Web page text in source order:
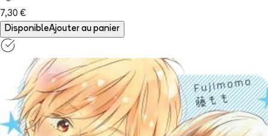
7,30 €
DisponibleAjouter au panier